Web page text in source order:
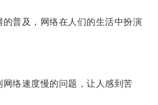
普及，网络在人们的生活中扮演
络速度慢的问题，让人感到苦